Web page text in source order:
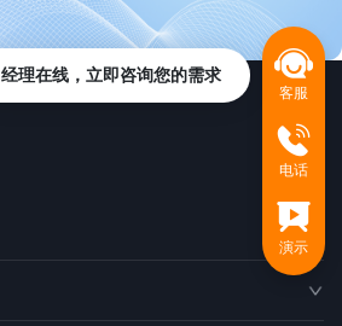
客服
电话
演示
经理在线，立即咨询您的需求